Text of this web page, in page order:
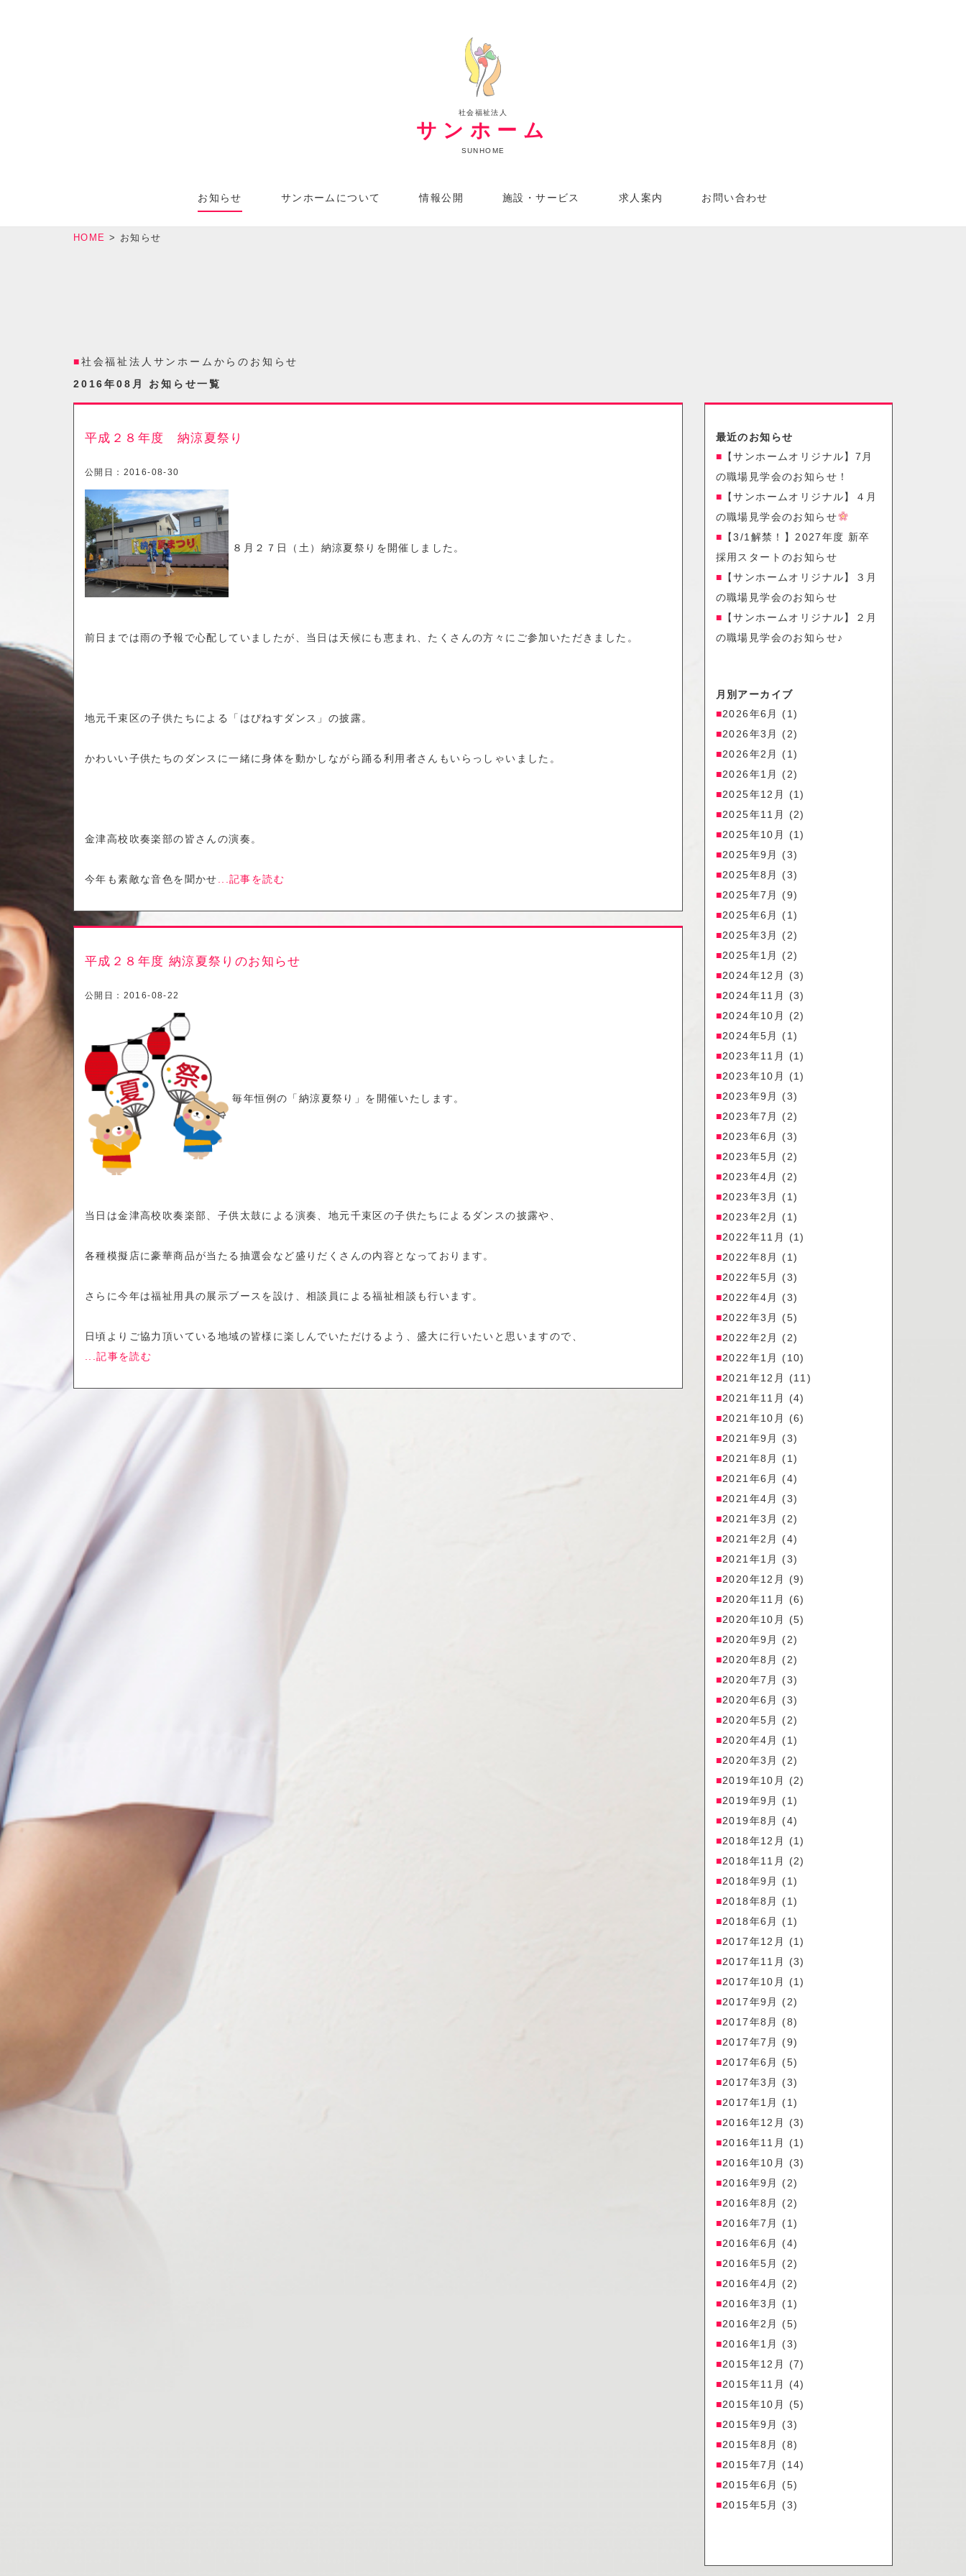
社会福祉法人
サンホーム
SUNHOME
お知らせ サンホームについて 情報公開 施設・サービス 求人案内 お問い合わせ
HOME > お知らせ
社会福祉法人サンホームからのお知らせ
2016年08月 お知らせ一覧
平成２８年度 納涼夏祭り
公開日： 2016-08-30
８月２７日（土）納涼夏祭りを開催しました。
前日までは雨の予報で心配していましたが、当日は天候にも恵まれ、たくさんの方々にご参加いただきました。
地元千束区の子供たちによる「はぴねすダンス」の披露。
かわいい子供たちのダンスに一緒に身体を動かしながら踊る利用者さんもいらっしゃいました。
金津高校吹奏楽部の皆さんの演奏。
今年も素敵な音色を聞かせ ...記事を読む
平成２８年度 納涼夏祭りのお知らせ
公開日： 2016-08-22
毎年恒例の「納涼夏祭り」を開催いたします。
当日は金津高校吹奏楽部、子供太鼓による演奏、地元千束区の子供たちによるダンスの披露や、
各種模擬店に豪華商品が当たる抽選会など盛りだくさんの内容となっております。
さらに今年は福祉用具の展示ブースを設け、相談員による福祉相談も行います。
日頃よりご協力頂いている地域の皆様に楽しんでいただけるよう、盛大に行いたいと思いますので、
...記事を読む
最近のお知らせ
【サンホームオリジナル】7月
の職場見学会のお知らせ！
【サンホームオリジナル】４月
の職場見学会のお知らせ
【3/1解禁！】2027年度 新卒
採用スタートのお知らせ
【サンホームオリジナル】３月
の職場見学会のお知らせ
【サンホームオリジナル】２月
の職場見学会のお知らせ♪
月別アーカイブ
2026年6月
(1)
2026年3月
(2)
2026年2月
(1)
2026年1月
(2)
2025年12月
(1)
2025年11月
(2)
2025年10月
(1)
2025年9月
(3)
2025年8月
(3)
2025年7月
(9)
2025年6月
(1)
2025年3月
(2)
2025年1月
(2)
2024年12月
(3)
2024年11月
(3)
2024年10月
(2)
2024年5月
(1)
2023年11月
(1)
2023年10月
(1)
2023年9月
(3)
2023年7月
(2)
2023年6月
(3)
2023年5月
(2)
2023年4月
(2)
2023年3月
(1)
2023年2月
(1)
2022年11月
(1)
2022年8月
(1)
2022年5月
(3)
2022年4月
(3)
2022年3月
(5)
2022年2月
(2)
2022年1月
(10)
2021年12月
(11)
2021年11月
(4)
2021年10月
(6)
2021年9月
(3)
2021年8月
(1)
2021年6月
(4)
2021年4月
(3)
2021年3月
(2)
2021年2月
(4)
2021年1月
(3)
2020年12月
(9)
2020年11月
(6)
2020年10月
(5)
2020年9月
(2)
2020年8月
(2)
2020年7月
(3)
2020年6月
(3)
2020年5月
(2)
2020年4月
(1)
2020年3月
(2)
2019年10月
(2)
2019年9月
(1)
2019年8月
(4)
2018年12月
(1)
2018年11月
(2)
2018年9月
(1)
2018年8月
(1)
2018年6月
(1)
2017年12月
(1)
2017年11月
(3)
2017年10月
(1)
2017年9月
(2)
2017年8月
(8)
2017年7月
(9)
2017年6月
(5)
2017年3月
(3)
2017年1月
(1)
2016年12月
(3)
2016年11月
(1)
2016年10月
(3)
2016年9月
(2)
2016年8月
(2)
2016年7月
(1)
2016年6月
(4)
2016年5月
(2)
2016年4月
(2)
2016年3月
(1)
2016年2月
(5)
2016年1月
(3)
2015年12月
(7)
2015年11月
(4)
2015年10月
(5)
2015年9月
(3)
2015年8月
(8)
2015年7月
(14)
2015年6月
(5)
2015年5月
(3)